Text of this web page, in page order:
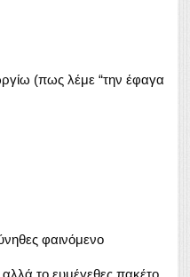
(πως λέμε “την έφαγα
φαινόμενο
το ευμέγεθες πακέτο